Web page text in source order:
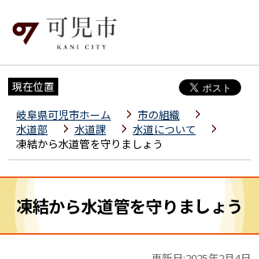
現在位置
岐阜県可児市ホーム
市の組織
水道部
水道課
水道について
凍結から水道管を守りましょう
凍結から水道管を守りましょう